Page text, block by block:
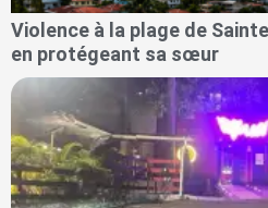
Violence à la plage de
en protégeant sa sœur